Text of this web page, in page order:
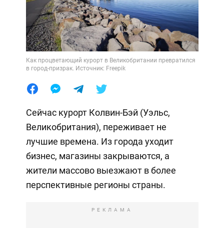
Как процветающий курорт в Великобритании превратился
в город-призрак. Источник: Freepik
Сейчас курорт Колвин-Бэй (Уэльс,
Великобритания), переживает не
лучшие времена. Из города уходит
бизнес, магазины закрываются, а
жители массово выезжают в более
перспективные регионы страны.
РЕКЛАМА